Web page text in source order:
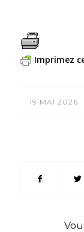
Imprimez
19 MAI 2026
/